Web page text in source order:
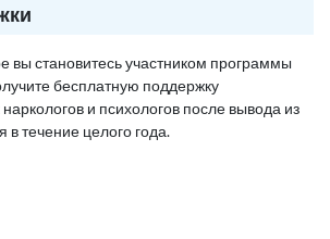
вы становитесь участником программы
бесплатную поддержку
и психологов после вывода из
в течение целого года.